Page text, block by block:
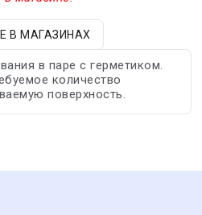
В МАГАЗИНАХ
в паре с герметиком.
количество
поверхность.